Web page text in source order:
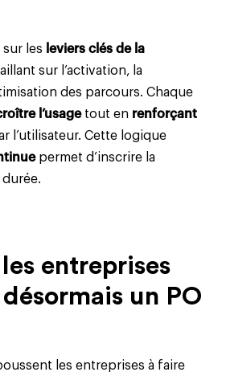
sur les leviers clés de la
sur l’activation, la
des parcours. Chaque
l’usagetout en renforçant
l’utilisateur. Cette logique
permet d’inscrire la
entreprises
un PO
les entreprises à faire